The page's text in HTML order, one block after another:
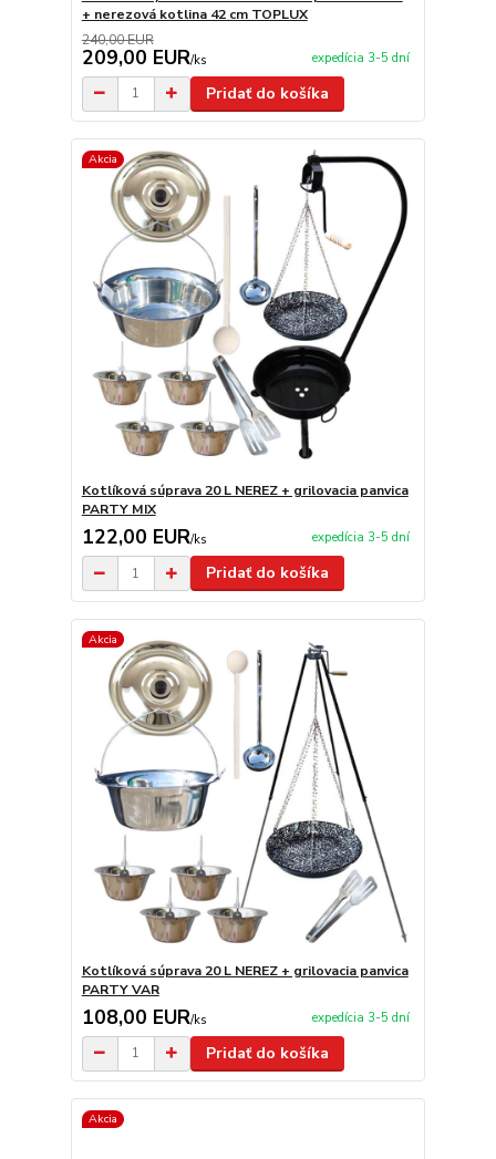
+ nerezová kotlina 42 cm TOPLUX
240,00 EUR
209,00 EUR/ks expedícia 3-5 dní
Pridať do košíka
Akcia
Kotlíková súprava 20 L NEREZ + grilovacia panvica
PARTY MIX
122,00 EUR/ks expedícia 3-5 dní
Pridať do košíka
Akcia
Kotlíková súprava 20 L NEREZ + grilovacia panvica
PARTY VAR
108,00 EUR/ks expedícia 3-5 dní
Pridať do košíka
Akcia